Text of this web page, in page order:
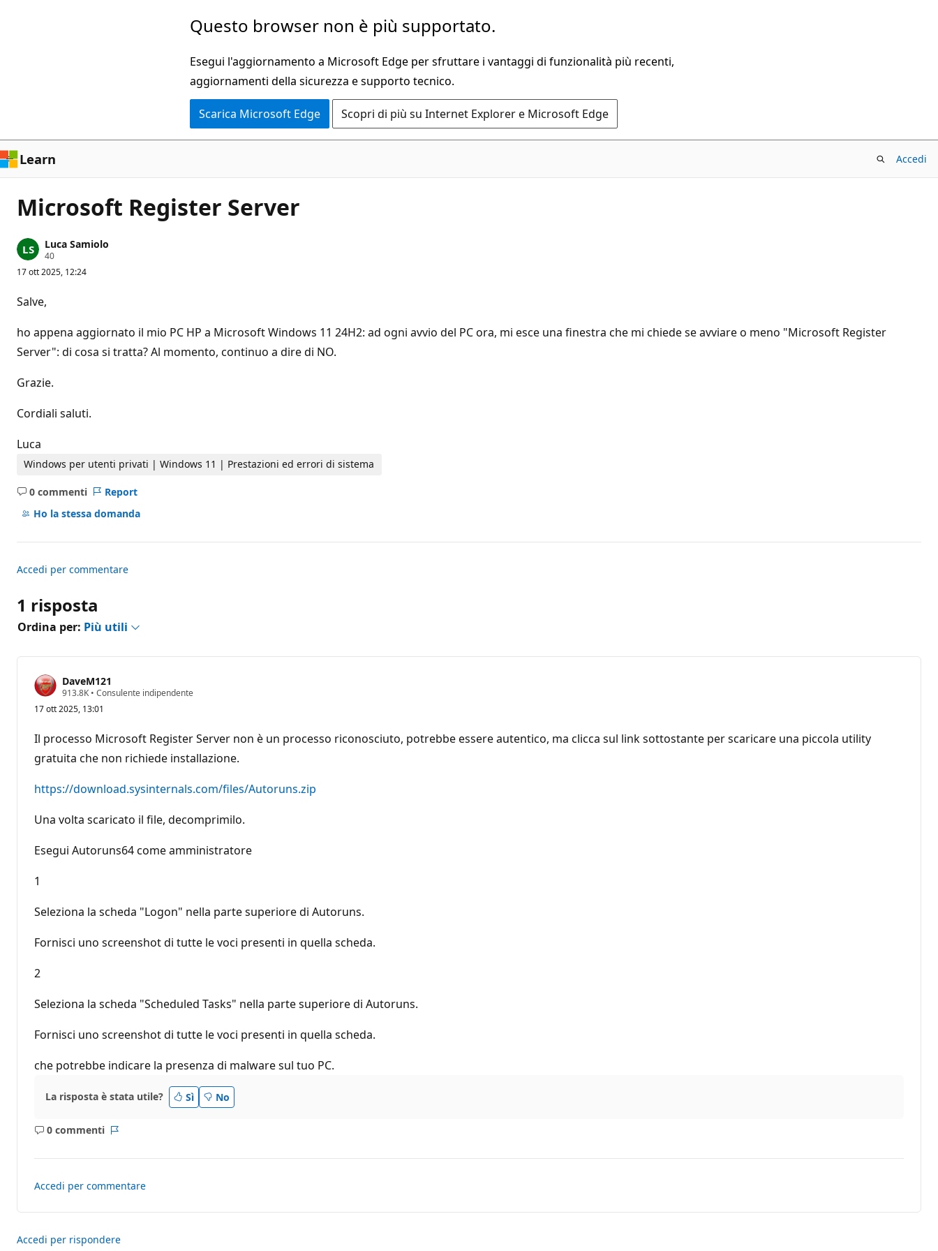
Questo browser non è più supportato.
Esegui l'aggiornamento a Microsoft Edge per sfruttare i vantaggi di funzionalità più recenti,
aggiornamenti della sicurezza e supporto tecnico.
Scarica Microsoft Edge Scopri di più su Internet Explorer e Microsoft Edge
Learn Accedi
Microsoft Register Server
Luca Samiolo
40P
n
r
e
p
u
o
17 ott 2025, 12:24
Salve,
ho appena aggiornato il mio PC HP a Microsoft Windows 11 24H2: ad ogni avvio del PC ora, mi esce una finestra che mi chiede se avviare o meno "Microsoft Register
Server": di cosa si tratta? Al momento, continuo a dire di NO.
Grazie.
Cordiali saluti.
Luca
Windows per utenti privati | Windows 11 | Prestazioni ed errori di sistema
0 commenti
Nessun
commento
Report
Ho la stessa domanda
Accedi per commentare
1 risposta
Ordina per: Più utili
DaveM121
913.8K P
n
d
i
r
p
u
a
o
• Consulente indipendente
17 ott 2025, 13:01
Il processo Microsoft Register Server non è un processo riconosciuto, potrebbe essere autentico, ma clicca sul link sottostante per scaricare una piccola utility
gratuita che non richiede installazione.
https://download.sysinternals.com/files/Autoruns.zip
Una volta scaricato il file, decomprimilo.
Esegui Autoruns64 come amministratore
1
Seleziona la scheda "Logon" nella parte superiore di Autoruns.
Fornisci uno screenshot di tutte le voci presenti in quella scheda.
2
Seleziona la scheda "Scheduled Tasks" nella parte superiore di Autoruns.
Fornisci uno screenshot di tutte le voci presenti in quella scheda.
che potrebbe indicare la presenza di malware sul tuo PC.
La risposta è stata utile? Sì No
0 commenti
Nessun
Accedi per commentare
Accedi per rispondere